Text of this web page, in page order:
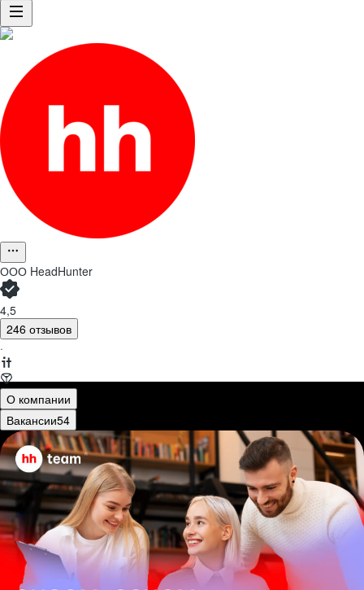
ООО HeadHunter
4,5
246 отзывов
·
О компании
Вакансии54